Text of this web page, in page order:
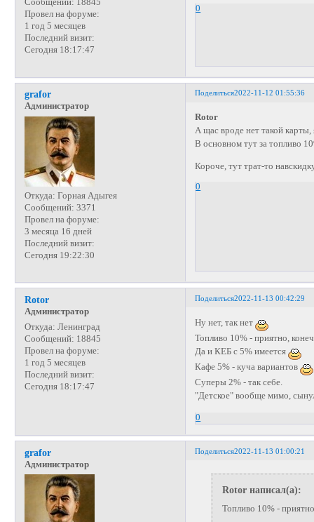
Сообщений: 18845
Провел на форуме:
1 год 5 месяцев
Последний визит:
Сегодня 18:17:47
0
Поделиться2022-11-12 01:55:36
grafor
Администратор
Откуда: Горная Адыгея
Сообщений: 3371
Провел на форуме:
3 месяца 16 дней
Последний визит:
Сегодня 19:22:30
Rotor
А щас вроде нет такой карты,
В основном тут за топливо
Короче, тут трат-то
0
Поделиться2022-11-13 00:42:29
Rotor
Администратор
Откуда: Ленинград
Сообщений: 18845
Провел на форуме:
1 год 5 месяцев
Последний визит:
Сегодня 18:17:47
Ну нет, так нет
Топливо 10% - приятно,
Да и КЕБ с 5% имеется
Кафе 5% - куча вариантов
Суперы 2% - так себе.
"Детское" вообще мимо,
0
Поделиться2022-11-13 01:00:21
grafor
Администратор
Rotor написал(а):
Топливо 10% -